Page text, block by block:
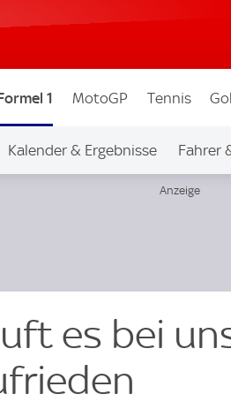
1 MotoGP Tennis
Kalender & Ergebnisse Fahrer
es bei